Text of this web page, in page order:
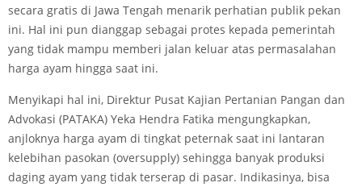
secara gratis di Jawa Tengah menarik perhatian publik pekan
ini. Hal ini pun dianggap sebagai protes kepada pemerintah
yang tidak mampu memberi jalan keluar atas permasalahan
harga ayam hingga saat ini.
Menyikapi hal ini, Direktur Pusat Kajian Pertanian Pangan dan
Advokasi (PATAKA) Yeka Hendra Fatika mengungkapkan,
anjloknya harga ayam di tingkat peternak saat ini lantaran
kelebihan pasokan (oversupply) sehingga banyak produksi
daging ayam yang tidak terserap di pasar. Indikasinya, bisa